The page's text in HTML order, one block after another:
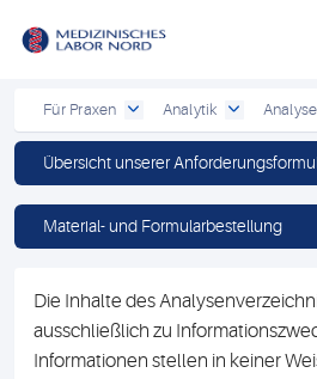
Für Praxen Analytik
Übersicht unserer
Material- und Formularbestellung
Die Inhalte des
ausschließlich zu
Informationen stellen in keiner